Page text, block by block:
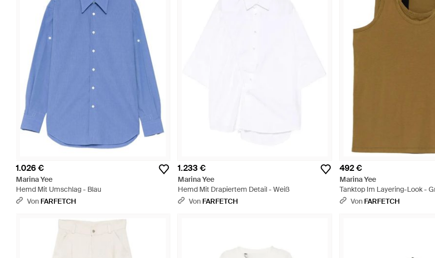
1.026 €
Marina Yee
Hemd Mit Umschlag - Blau
Von FARFETCH
1.233 €
Marina Yee
Hemd Mit Drapiertem Detail - Weiß
Von FARFETCH
492 €
Marina Yee
Tanktop Im Layering-Look -
Von FARFETCH